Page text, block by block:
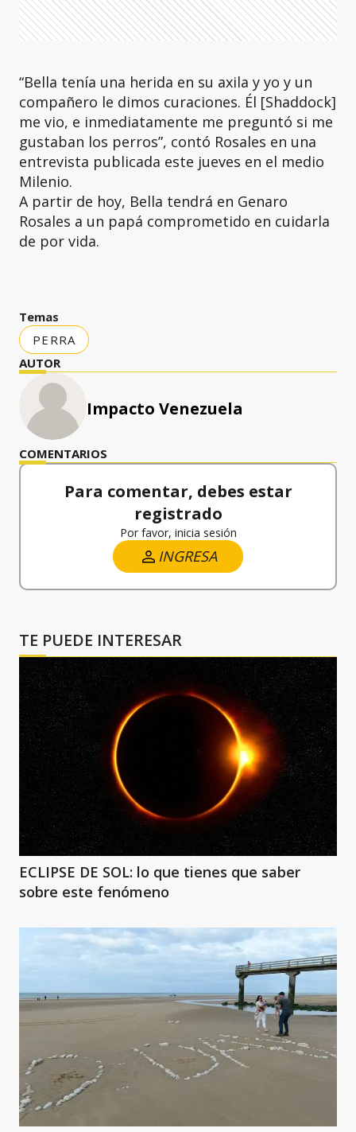
“Bella tenía una herida en su axila y yo y un
compañero le dimos curaciones. Él [Shaddock]
me vio, e inmediatamente me preguntó si me
gustaban los perros”, contó Rosales en una
entrevista publicada este jueves en el medio
Milenio.
A partir de hoy, Bella tendrá en Genaro
Rosales a un papá comprometido en cuidarla
de por vida.
Temas
PERRA
AUTOR
Impacto Venezuela
COMENTARIOS
Para comentar, debes estar
registrado
Por favor, inicia sesión
INGRESA
TE PUEDE INTERESAR
ECLIPSE DE SOL: lo que tienes que saber
sobre este fenómeno